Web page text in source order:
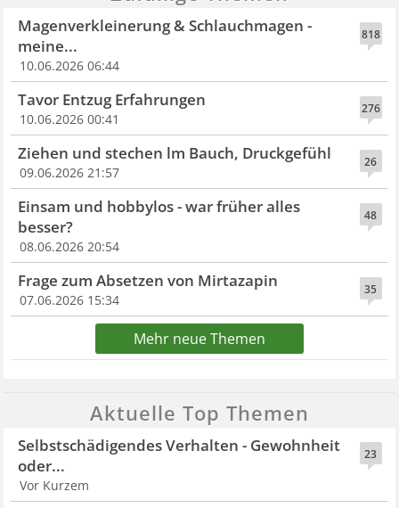
818
Magenverkleinerung & Schlauchmagen -
meine...
10.06.2026 06:44
276
Tavor Entzug Erfahrungen
10.06.2026 00:41
26
Ziehen und stechen lm Bauch, Druckgefühl
09.06.2026 21:57
48
Einsam und hobbylos - war früher alles
besser?
08.06.2026 20:54
35
Frage zum Absetzen von Mirtazapin
07.06.2026 15:34
Mehr neue Themen
Aktuelle Top Themen
23
Selbstschädigendes Verhalten - Gewohnheit
oder...
Vor Kurzem